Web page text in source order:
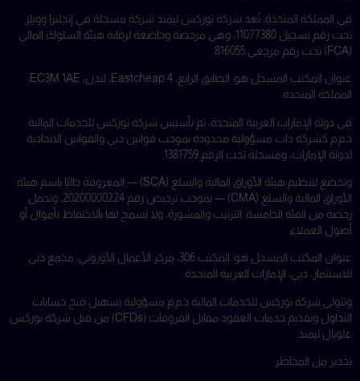
في المملكة المتحدة، تُعد شركة توركس ليمتد شركة مسجلة في إنجلترا وويلز
تحت رقم تسجيل 11077380، وهي مرخصة وخاضعة لرقابة هيئة السلوك المالي
(FCA) تحت رقم مرجعي 816055.
عنوان المكتب المسجل هو: الطابق الرابع، 4 Eastcheap، لندن، EC3M 1AE،
المملكة المتحدة.
في دولة الإمارات العربية المتحدة، تم تأسيس شركة توركس للخدمات المالية
ذ.م.م كشركة ذات مسؤولية محدودة بموجب قوانين دبي والقوانين الاتحادية
لدولة الإمارات، ومسجلة تحت الرقم 1381759.
وتخضع لتنظيم هيئة الأوراق المالية والسلع (SCA) — المعروفة حاليًا باسم هيئة
الأوراق المالية والسلع (CMA) — بموجب ترخيص رقم 20200000224، وتحمل
رخصة من الفئة الخامسة: الترتيب والمشورة، ولا يُسمح لها بالاحتفاظ بأموال أو
أصول العملاء.
عنوان المكتب المسجل هو: المكتب 306، مركز الأعمال الأوروبي، مجمع دبي
للاستثمار، دبي، الإمارات العربية المتحدة.
وتتولى شركة توركس للخدمات المالية ذ.م.م مسؤولية تسهيل فتح حسابات
التداول وتقديم خدمات العقود مقابل الفروقات (CFDs) من قبل شركة توركس
غلوبال ليمتد.
تحذير من المخاطر: